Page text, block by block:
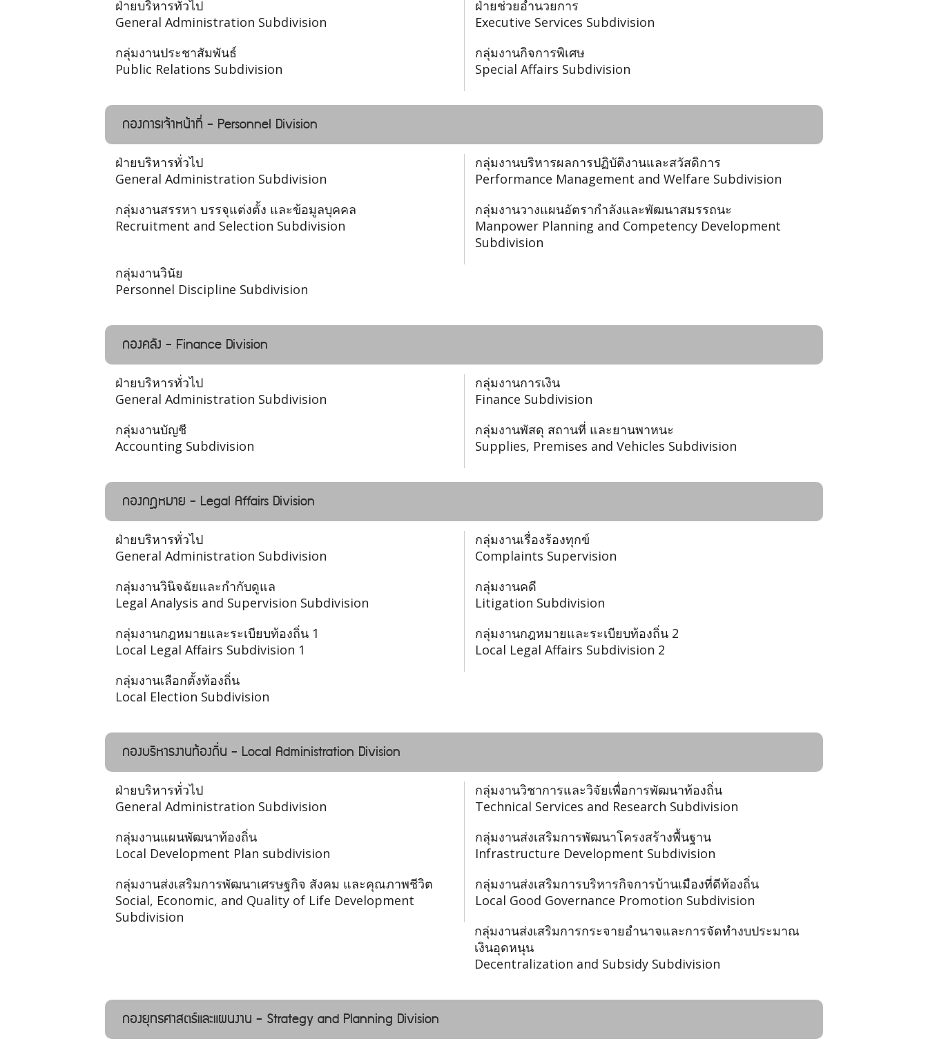
ฝ่ายบริหารทั่วไป
General Administration Subdivision
ฝ่ายช่วยอำนวยการ
Executive Services Subdivision
กลุ่มงานประชาสัมพันธ์
Public Relations Subdivision
กลุ่มงานกิจการพิเศษ
Special Affairs Subdivision
กองการเจ้าหน้าที่ - Personnel Division
ฝ่ายบริหารทั่วไป
General Administration Subdivision
กลุ่มงานบริหารผลการปฏิบัติงานและสวัสดิการ
Performance Management and Welfare Subdivision
กลุ่มงานสรรหา บรรจุแต่งตั้ง และข้อมูลบุคคล
Recruitment and Selection Subdivision
กลุ่มงานวางแผนอัตรากำลังและพัฒนาสมรรถนะ
Manpower Planning and Competency Development
Subdivision
กลุ่มงานวินัย
Personnel Discipline Subdivision
กองคลัง - Finance Division
ฝ่ายบริหารทั่วไป
General Administration Subdivision
กลุ่มงานการเงิน
Finance Subdivision
กลุ่มงานบัญชี
Accounting Subdivision
กลุ่มงานพัสดุ สถานที่ และยานพาหนะ
Supplies, Premises and Vehicles Subdivision
กองกฎหมาย - Legal Affairs Division
ฝ่ายบริหารทั่วไป
General Administration Subdivision
กลุ่มงานเรื่องร้องทุกข์
Complaints Supervision
กลุ่มงานวินิจฉัยและกำกับดูแล
Legal Analysis and Supervision Subdivision
กลุ่มงานคดี
Litigation Subdivision
กลุ่มงานกฎหมายและระเบียบท้องถิ่น 1
Local Legal Affairs Subdivision 1
กลุ่มงานกฎหมายและระเบียบท้องถิ่น 2
Local Legal Affairs Subdivision 2
กลุ่มงานเลือกตั้งท้องถิ่น
Local Election Subdivision
กองบริหารงานท้องถิ่น - Local Administration Division
ฝ่ายบริหารทั่วไป
General Administration Subdivision
กลุ่มงานวิชาการและวิจัยเพื่อการพัฒนาท้องถิ่น
Technical Services and Research Subdivision
กลุ่มงานแผนพัฒนาท้องถิ่น
Local Development Plan subdivision
กลุ่มงานส่งเสริมการพัฒนาโครงสร้างพื้นฐาน
Infrastructure Development Subdivision
กลุ่มงานส่งเสริมการพัฒนาเศรษฐกิจ สังคม และคุณภาพชีวิต
Social, Economic, and Quality of Life Development
Subdivision
กลุ่มงานส่งเสริมการบริหารกิจการบ้านเมืองที่ดีท้องถิ่น
Local Good Governance Promotion Subdivision
กลุ่มงานส่งเสริมการกระจายอำนาจและการจัดทำงบประมาณ
เงินอุดหนุน
Decentralization and Subsidy Subdivision
กองยุทธศาสตร์และแผนงาน - Strategy and Planning Division